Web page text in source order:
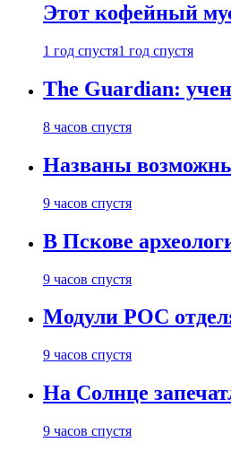
Этот кофейный
1 год спустя1 год спустя
The Guardian:
8 часов спустя
Названы
9 часов спустя
В Пскове
9 часов спустя
Модули РОС
9 часов спустя
На Солнце
9 часов спустя